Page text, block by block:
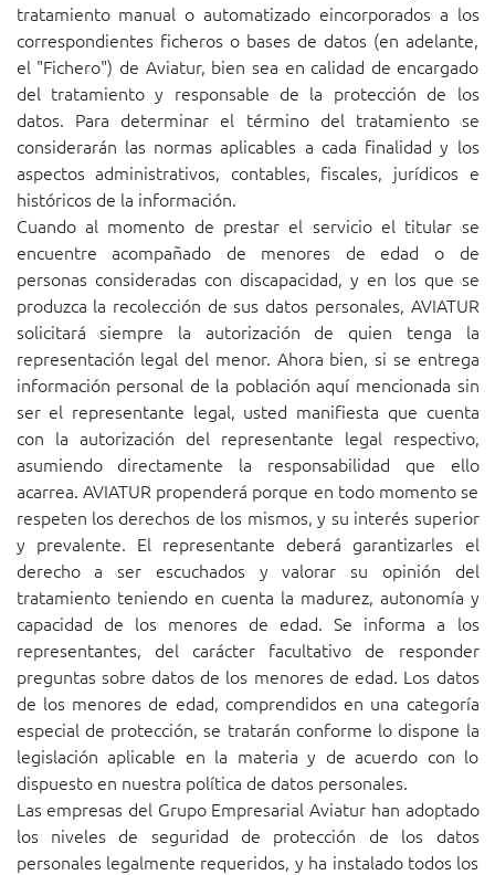
tratamiento manual o automatizado eincorporados a los
correspondientes ficheros o bases de datos (en adelante,
el "Fichero") de Aviatur, bien sea en calidad de encargado
del tratamiento y responsable de la protección de los
datos. Para determinar el término del tratamiento se
considerarán las normas aplicables a cada finalidad y los
aspectos administrativos, contables, fiscales, jurídicos e
históricos de la información.
Cuando al momento de prestar el servicio el titular se
encuentre acompañado de menores de edad o de
personas consideradas con discapacidad, y en los que se
produzca la recolección de sus datos personales, AVIATUR
solicitará siempre la autorización de quien tenga la
representación legal del menor. Ahora bien, si se entrega
información personal de la población aquí mencionada sin
ser el representante legal, usted manifiesta que cuenta
con la autorización del representante legal respectivo,
asumiendo directamente la responsabilidad que ello
acarrea. AVIATUR propenderá porque en todo momento se
respeten los derechos de los mismos, y su interés superior
y prevalente. El representante deberá garantizarles el
derecho a ser escuchados y valorar su opinión del
tratamiento teniendo en cuenta la madurez, autonomía y
capacidad de los menores de edad. Se informa a los
representantes, del carácter facultativo de responder
preguntas sobre datos de los menores de edad. Los datos
de los menores de edad, comprendidos en una categoría
especial de protección, se tratarán conforme lo dispone la
legislación aplicable en la materia y de acuerdo con lo
dispuesto en nuestra política de datos personales.
Las empresas del Grupo Empresarial Aviatur han adoptado
los niveles de seguridad de protección de los datos
personales legalmente requeridos, y ha instalado todos los